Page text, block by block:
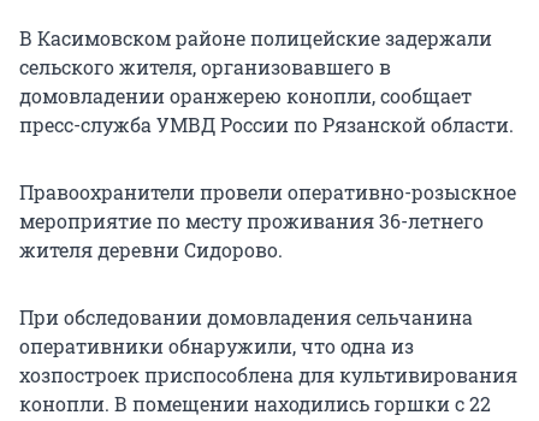
В Касимовском районе полицейские задержали
сельского жителя, организовавшего в
домовладении оранжерею конопли, сообщает
пресс-служба УМВД России по Рязанской области.
Правоохранители провели оперативно-розыскное
мероприятие по месту проживания 36-летнего
жителя деревни Сидорово.
При обследовании домовладения сельчанина
оперативники обнаружили, что одна из
хозпостроек приспособлена для культивирования
конопли. В помещении находились горшки с 22